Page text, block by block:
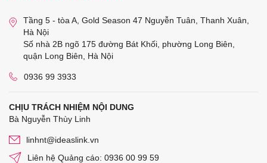
Tầng 5 - tòa A, Gold Season 47 Nguyễn Tuân, Thanh Xuân,
Hà Nội
Số nhà 2B ngõ 175 đường Bát Khối, phường Long Biên,
quận Long Biên, Hà Nội
0936 99 3933
CHỊU TRÁCH NHIỆM NỘI DUNG
Bà Nguyễn Thùy Linh
linhnt@ideaslink.vn
Liên hệ Quảng cáo: 0936 00 99 59